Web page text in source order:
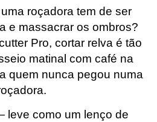
roçadora tem de ser
e massacrar os ombros?
Pro, cortar relva é tão
matinal com café na
quem nunca pegou numa
leve como um lenço de